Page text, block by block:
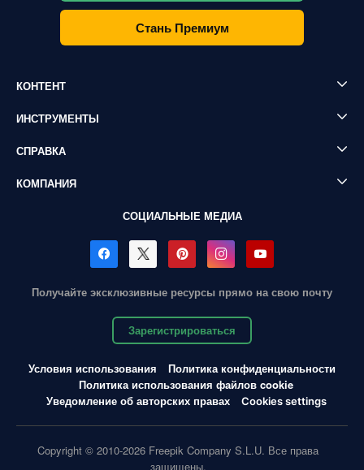
Стань Премиум
КОНТЕНТ
ИНСТРУМЕНТЫ
СПРАВКА
КОМПАНИЯ
СОЦИАЛЬНЫЕ МЕДИА
Получайте эксклюзивные ресурсы прямо на свою почту
Зарегистрироваться
Условия использования
Политика конфиденциальности
Политика использования файлов cookie
Уведомление об авторских правах
Cookies settings
Copyright © 2010-2026 Freepik Company S.L.U. Все права
защищены.